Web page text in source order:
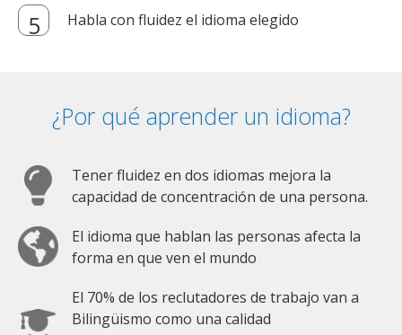
Habla con fluidez el idioma elegido
¿Por qué aprender un idioma?
Tener fluidez en dos idiomas mejora la
capacidad de concentración de una persona.
El idioma que hablan las personas afecta la
forma en que ven el mundo
El 70% de los reclutadores de trabajo van a
Bilingüismo como una calidad